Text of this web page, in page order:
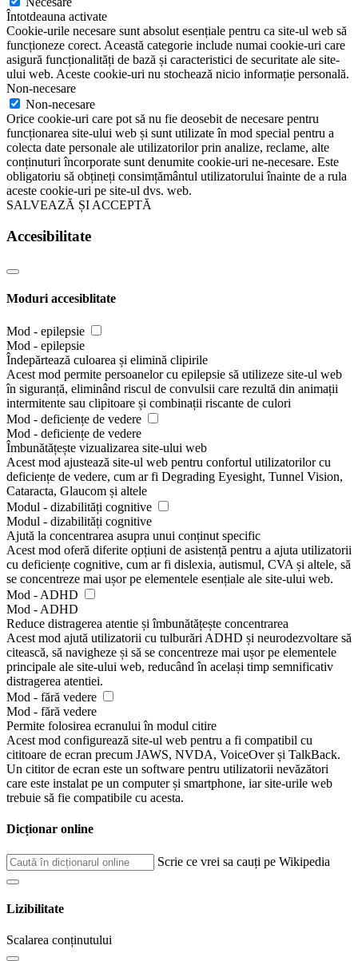
Întotdeauna activate
Cookie-urile necesare sunt absolut esențiale pentru ca site-ul web să
funcționeze corect. Această categorie include numai cookie-uri care
asigură funcționalități de bază și caracteristici de securitate ale site-
ului web. Aceste cookie-uri nu stochează nicio informație personală.
Non-necesare
Non-necesare
Orice cookie-uri care pot să nu fie deosebit de necesare pentru
funcționarea site-ului web și sunt utilizate în mod special pentru a
colecta date personale ale utilizatorilor prin analize, reclame, alte
conținuturi încorporate sunt denumite cookie-uri ne-necesare. Este
obligatoriu să obțineți consimțământul utilizatorului înainte de a rula
aceste cookie-uri pe site-ul dvs. web.
SALVEAZĂ ȘI ACCEPTĂ
Accesibilitate
Moduri accesiblitate
Mod - epilepsie
Mod - epilepsie
Îndepărtează culoarea și elimină clipirile
Acest mod permite persoanelor cu epilepsie să utilizeze site-ul web
în siguranță, eliminând riscul de convulsii care rezultă din animații
intermitente sau clipitoare și combinații riscante de culori
Mod - deficiențe de vedere
Mod - deficiențe de vedere
Îmbunătățește vizualizarea site-ului web
Acest mod ajustează site-ul web pentru confortul utilizatorilor cu
deficiențe de vedere, cum ar fi Degrading Eyesight, Tunnel Vision,
Cataracta, Glaucom și altele
Modul - dizabilități cognitive
Modul - dizabilități cognitive
Ajută la concentrarea asupra unui conținut specific
Acest mod oferă diferite opțiuni de asistență pentru a ajuta utilizatorii
cu deficiențe cognitive, cum ar fi dislexia, autismul, CVA și altele, să
se concentreze mai ușor pe elementele esențiale ale site-ului web.
Mod - ADHD
Mod - ADHD
Reduce distragerea atentie și îmbunătățește concentrarea
Acest mod ajută utilizatorii cu tulburări ADHD și neurodezvoltare să
citească, să navigheze și să se concentreze mai ușor pe elementele
principale ale site-ului web, reducând în același timp semnificativ
distragerea atentiei.
Mod - fără vedere
Mod - fără vedere
Permite folosirea ecranului în modul citire
Acest mod configurează site-ul web pentru a fi compatibil cu
cititoare de ecran precum JAWS, NVDA, VoiceOver și TalkBack.
Un cititor de ecran este un software pentru utilizatorii nevăzători
care este instalat pe un computer și smartphone, iar site-urile web
trebuie să fie compatibile cu acesta.
Dicționar online
Scrie ce vrei sa cauți pe Wikipedia
Lizibilitate
Scalarea conținutului